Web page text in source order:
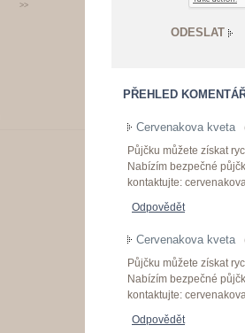
PŘEHLED
Cervenakova kveta
Půjčku můžete získat
Nabízím bezpečné
kontaktujte:
Odpovědět
Cervenakova kveta
Půjčku můžete získat
Nabízím bezpečné
kontaktujte:
Odpovědět
>>